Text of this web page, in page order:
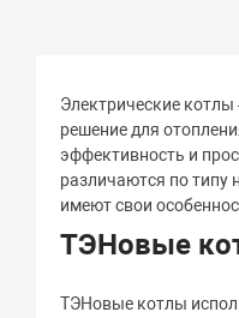
Электрические
решение для
эффективность и
различаются по типу
имеют свои
ТЭНовые
ТЭНовые котлы